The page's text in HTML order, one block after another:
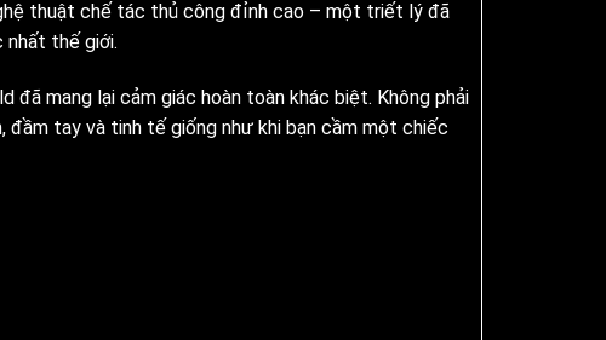
thuật chế tác thủ công đỉnh cao – một triết lý đã
nhất thế giới.
đã mang lại cảm giác hoàn toàn khác biệt. Không phải
tay và tinh tế giống như khi bạn cầm một chiếc